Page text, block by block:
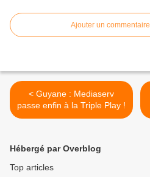
Ajouter un commentaire
< Guyane : Mediaserv
passe enfin à la Triple Play !
Hébergé par Overblog
Top articles